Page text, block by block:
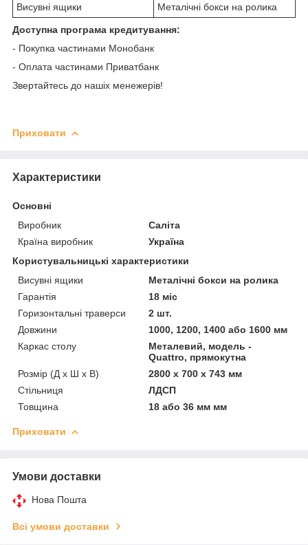
Висувні ящики
Металічні бокси на ролика
Доступна програма кредитування:
- Покупка частинами Монобанк
- Оплата частинами Приватбанк
Звертайтесь до нашіх менежерів!
Приховати
Характеристики
Основні
Виробник
Саліта
Країна виробник
Україна
Користувальницькі характеристики
Висувні ящики
Металічні бокси на ролика
Гарантія
18 міс
Горизонтальні траверси
2 шт.
Довжини
1000, 1200, 1400 або 1600 мм
Каркас столу
Металевий, модель -
Quattro, прямокутна
Розмір (Д x Ш x В)
2800 x 700 x 743 мм
Стільниця
ЛДСП
Товщина
18 або 36 мм мм
Приховати
Умови доставки
Нова Пошта
Всі умови доставки